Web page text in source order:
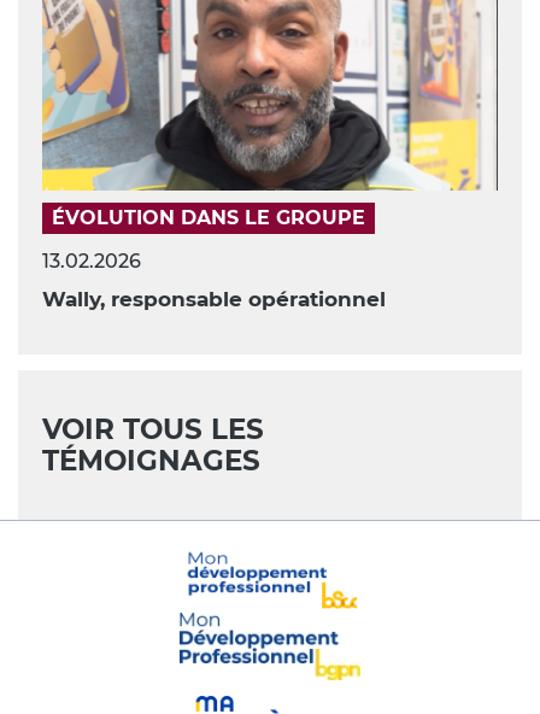
ÉVOLUTION DANS LE GROUPE
13.02.2026
Wally, responsable opérationnel
VOIR TOUS LES
TÉMOIGNAGES